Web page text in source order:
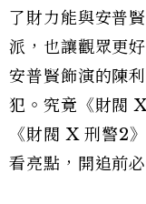
了財力能與安普
派，也讓觀眾更
安普賢飾演的陳
犯。究竟《財閥
《財閥 X 刑警2
看亮點，開追前必